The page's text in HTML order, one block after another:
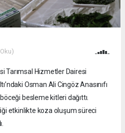
Tarımsal Hizmetler Dairesi
Osman Ali Cingöz Anasınıfı
besleme kitleri dağıttı.
etkinlikte koza oluşum süreci